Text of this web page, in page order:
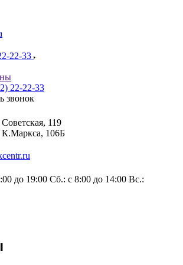
22-33
22-22-33
звонок
119
К.Маркса, 106Б
до 19:00 Сб.: с 8:00 до 14:00 Вс.: